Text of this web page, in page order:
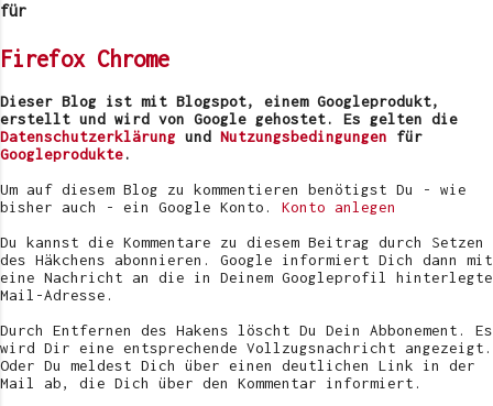
a
v
e
r
ö
f
e
t
l
i
c
e
n
für
Firefox Chrome
Dieser Blog ist mit Blogspot, einem Googleprodukt,
erstellt und wird von Google gehostet. Es gelten die
Datenschutzerklärung und Nutzungsbedingungen für
Googleprodukte.
Um auf diesem Blog zu kommentieren benötigst Du - wie
bisher auch - ein Google Konto. Konto anlegen
Du kannst die Kommentare zu diesem Beitrag durch Setzen
des Häkchens abonnieren. Google informiert Dich dann mit
eine Nachricht an die in Deinem Googleprofil hinterlegte
Mail-Adresse.
Durch Entfernen des Hakens löscht Du Dein Abbonement. Es
wird Dir eine entsprechende Vollzugsnachricht angezeigt.
Oder Du meldest Dich über einen deutlichen Link in der
Mail ab, die Dich über den Kommentar informiert.